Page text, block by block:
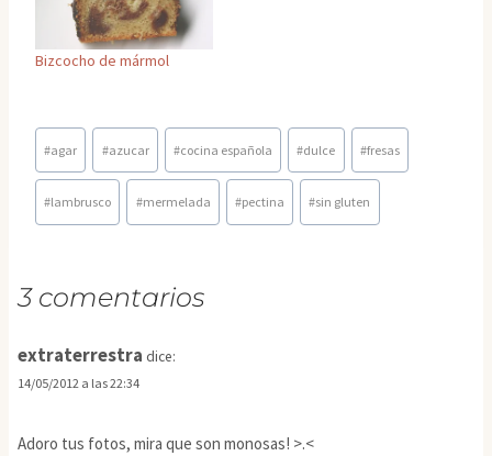
Bizcocho de mármol
Etiquetas
de
la
#agar #azucar #cocina española #dulce #fresas
#lambrusco #mermelada #pectina #sin gluten
3 comentarios
extraterrestra dice:
14/05/2012 a las 22:34
Adoro tus fotos, mira que son monosas! >.<